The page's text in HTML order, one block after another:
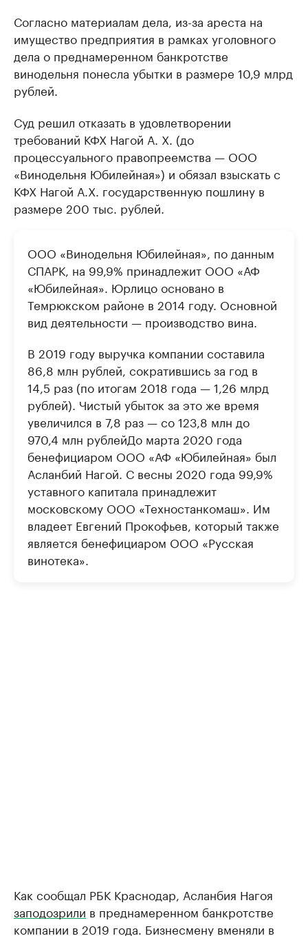
Согласно материалам дела, из-за ареста на
имущество предприятия в рамках уголовного
дела о преднамеренном банкротстве
винодельня понесла убытки в размере 10,9 млрд
рублей.
Суд решил отказать в удовлетворении
требований КФХ Нагой А. Х. (до
процессуального правопреемства — ООО
«Винодельня Юбилейная») и обязал взыскать с
КФХ Нагой А.Х. государственную пошлину в
размере 200 тыс. рублей.
ООО «Винодельня Юбилейная», по данным
СПАРК, на 99,9% принадлежит ООО «АФ
«Юбилейная». Юрлицо основано в
Темрюкском районе в 2014 году. Основной
вид деятельности — производство вина.
В 2019 году выручка компании составила
86,8 млн рублей, сократившись за год в
14,5 раз (по итогам 2018 года — 1,26 млрд
рублей). Чистый убыток за это же время
увеличился в 7,8 раз — со 123,8 млн до
970,4 млн рублейДо марта 2020 года
бенефициаром ООО «АФ «Юбилейная» был
Асланбий Нагой. С весны 2020 года 99,9%
уставного капитала принадлежит
московскому ООО «Техностанкомаш». Им
владеет Евгений Прокофьев, который также
является бенефициаром ООО «Русская
винотека».
Как сообщал РБК Краснодар, Асланбия Нагоя
заподозрили в преднамеренном банкротстве
компании в 2019 года. Бизнесмену вменяли в